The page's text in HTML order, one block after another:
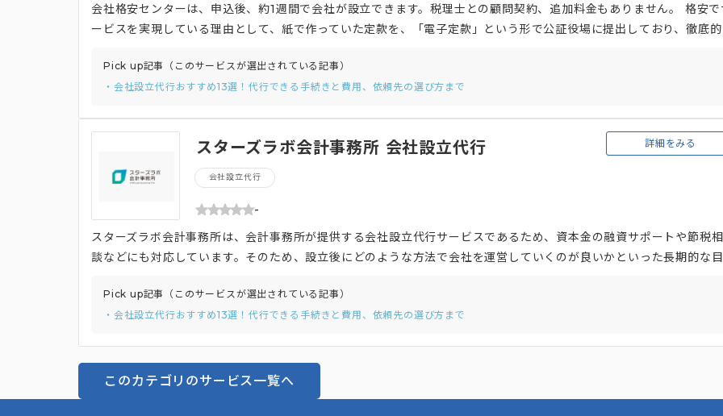
会社格安センターは、申込後、約1週間で会社が設立できます。税理士との顧問契約、追加料金もありません。 格安
ービスを実現している理由として、紙で作っていた定款を、「電子定款」という形で公証役場に提出しており、徹底
後の手続きまで依頼することができます。また、事務所を訪ねることができない人に対しても対応しているので、遠
あっても利用できるサービスとなっています。
Pick up記事（このサービスが選出されている記事）
・会社設立代行おすすめ13選！代行できる手続きと費用、依頼先の選び方まで
スターズラボ会計事務所 会社設立代行
会社設立代行
-
詳細をみる
スターズラボ会計事務所は、会計事務所が提供する会社設立代行サービスであるため、資本金の融資サポートや節税相
談などにも対応しています。そのため、設立後にどのような方法で会社を運営していくのが良いかといった長期的な目
ることはありません。 さらに、ChatWorkやLINEでのやり取りにも対応しているので、返信やレスポンスの早い顧
税理士が良いと考えている企業にうってつけの会計事務所となっています。
Pick up記事（このサービスが選出されている記事）
・会社設立代行おすすめ13選！代行できる手続きと費用、依頼先の選び方まで
このカテゴリのサービス一覧へ